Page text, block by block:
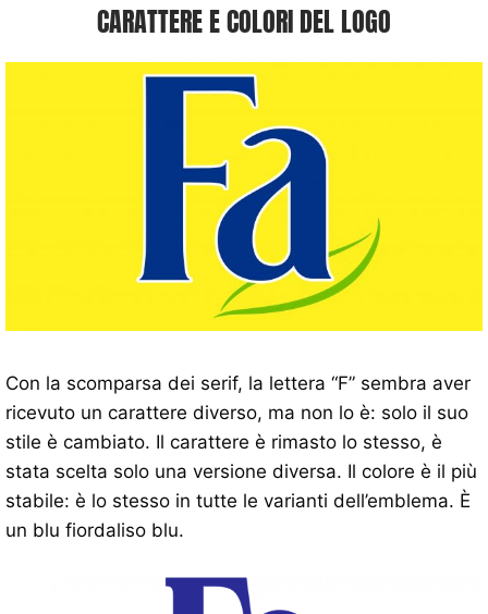
CARATTERE E COLORI DEL LOGO
Con la scomparsa dei serif, la lettera “F” sembra aver
ricevuto un carattere diverso, ma non lo è: solo il suo
stile è cambiato. Il carattere è rimasto lo stesso, è
stata scelta solo una versione diversa. Il colore è il più
stabile: è lo stesso in tutte le varianti dell’emblema. È
un blu fiordaliso blu.